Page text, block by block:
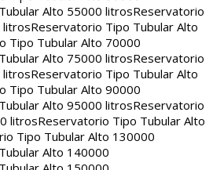
Alto 55000 litrosReservatorio
litrosReservatorio Tipo Tubular Alto
Tipo Tubular Alto 70000
Alto 75000 litrosReservatorio
litrosReservatorio Tipo Tubular Alto
Tipo Tubular Alto 90000
Alto 95000 litrosReservatorio
litrosReservatorio Tipo Tubular Alto
Tipo Tubular Alto 130000
Alto 140000